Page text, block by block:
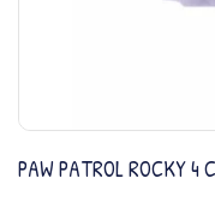
PAW PATROL ROCKY 4